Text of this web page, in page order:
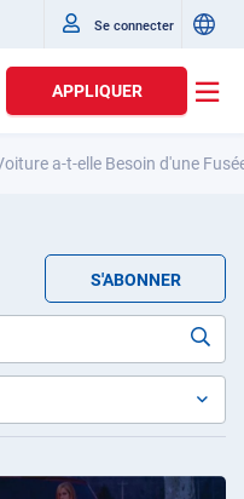
Se connecter
APPLIQUER
a-t-elle Besoin d'une
S'ABONNER